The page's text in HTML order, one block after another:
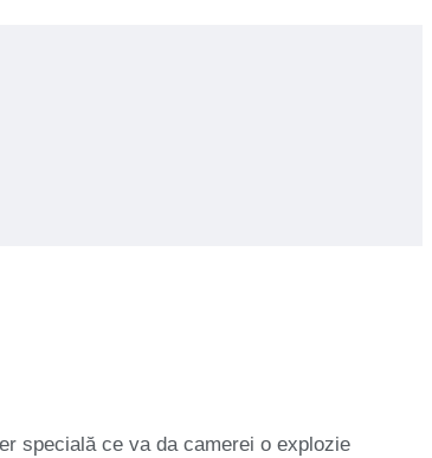
specială ce va da camerei o explozie